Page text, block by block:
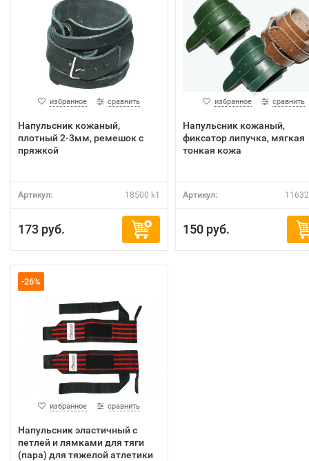
избранное сравнить
Напульсник кожаный,
плотный 2-3мм, ремешок с
пряжкой
Артикул: 18500 k1
173 руб.
избранное сравнить
Напульсник кожаный,
фиксатор липучка, мягкая
тонкая кожа
Артикул:
150 руб.
-26%
избранное сравнить
Напульсник эластичный с
петлей и лямками для тяги
(пара) для тяжелой атлетики